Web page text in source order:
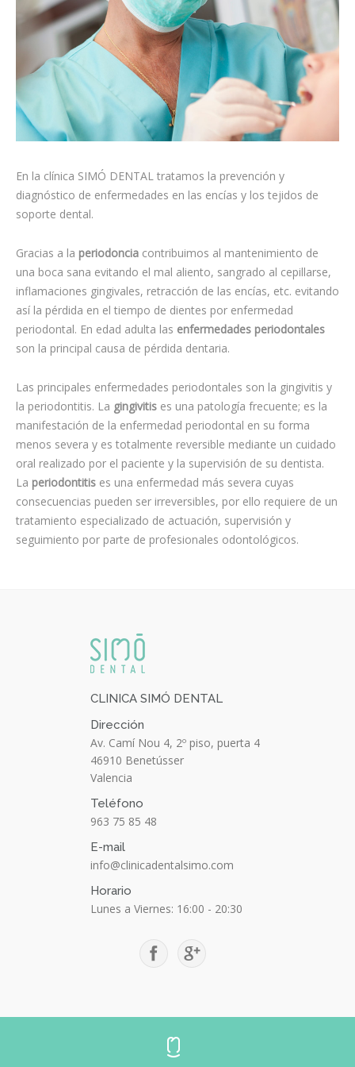
En la clínica SIMÓ DENTAL tratamos la prevención y
diagnóstico de enfermedades en las encías y los tejidos de
soporte dental.
Gracias a la periodoncia contribuimos al mantenimiento de
una boca sana evitando el mal aliento, sangrado al cepillarse,
inflamaciones gingivales, retracción de las encías, etc. evitando
así la pérdida en el tiempo de dientes por enfermedad
periodontal. En edad adulta las enfermedades periodontales
son la principal causa de pérdida dentaria.
Las principales enfermedades periodontales son la gingivitis y
la periodontitis. La gingivitis es una patología frecuente; es la
manifestación de la enfermedad periodontal en su forma
menos severa y es totalmente reversible mediante un cuidado
oral realizado por el paciente y la supervisión de su dentista.
La periodontitis es una enfermedad más severa cuyas
consecuencias pueden ser irreversibles, por ello requiere de un
tratamiento especializado de actuación, supervisión y
seguimiento por parte de profesionales odontológicos.
CLINICA SIMÓ DENTAL
Dirección
Av. Camí Nou 4, 2º piso, puerta 4
46910 Benetússer
Valencia
Teléfono
963 75 85 48
E-mail
info@clinicadentalsimo.com
Horario
Lunes a Viernes: 16:00 - 20:30